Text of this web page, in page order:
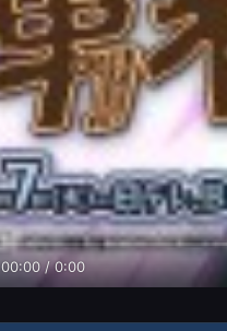
00:00/0:00